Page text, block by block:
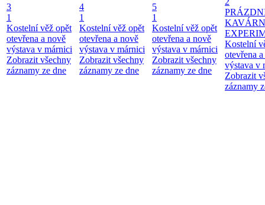
3
1
Kostelní věž opět
otevřena a nově
výstava v márnici
Zobrazit všechny
záznamy ze dne
4
1
Kostelní věž opět
otevřena a nově
výstava v márnici
Zobrazit všechny
záznamy ze dne
5
1
Kostelní věž opět
otevřena a nově
výstava v márnici
Zobrazit všechny
záznamy ze dne
Kostelní
otevřena
výstava v
Zobrazit
záznamy